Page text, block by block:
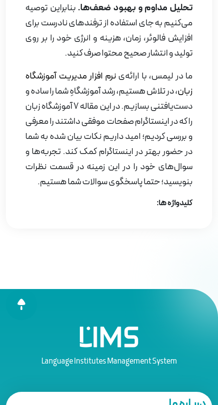
تحلیل مداوم و بهبود ضعف‌ها. بنابراین توصیه
می‌کنیم به جای استفاده از ترفندهای نادرست برای
افزایش فالوئر، زمان، هزینه و انرژی خود را بر روی
تولید و انتشار صحیح محتوا صرف کنید.
ما در لیمس، با ارائه‌ی نرم افزار مدیریت آموزشگاه
زبان، در تلاش هستیم، رشد آموزشگاهِ شما را ساده و
دست‌یافتنی بسازیم. در این مقاله 7 آموزشگاه زبان
را که در اینستاگرام صفحات موفقی داشتند را معرفی
و بررسی کردیم؛ امید داریم نکات بیان شده به شما
در حضور بهتر در اینستاگرام کمک کند. تجربه‌ها و
سوال‌های خود را در این زمینه در قسمت نظرات
بنویسید؛ حتما پاسخگوی سوالات شما هستیم.
کلیدواژه ها:
Language Institutes Management System